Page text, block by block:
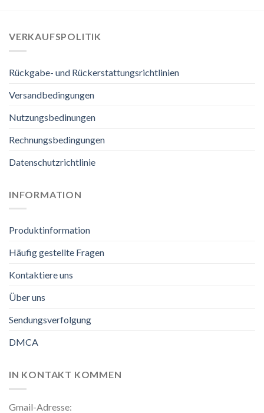
VERKAUFSPOLITIK
Rückgabe- und Rückerstattungsrichtlinien
Versandbedingungen
Nutzungsbedinungen
Rechnungsbedingungen
Datenschutzrichtlinie
INFORMATION
Produktinformation
Häufig gestellte Fragen
Kontaktiere uns
Über uns
Sendungsverfolgung
DMCA
IN KONTAKT KOMMEN
Gmail-Adresse: